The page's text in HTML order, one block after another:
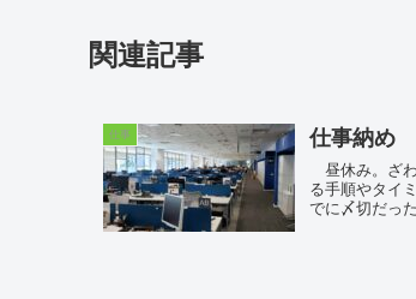
関連記事
仕事 仕事納め
昼休み。ざ
る手順やタイ
でに〆切だっ